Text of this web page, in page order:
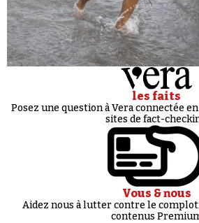
les faits
Posez une question à Vera connectée
sites de fact-
Vous & nous
Aidez nous à lutter contre le
contenus